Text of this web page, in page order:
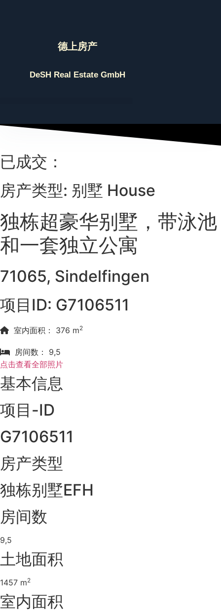
德上房产
DeSH Real Estate GmbH
已成交：
房产类型: 别墅 House
独栋超豪华别墅，带泳池
和一套独立公寓
71065, Sindelfingen
项目ID: G7106511
室内面积： 376 m2
房间数： 9,5
点击查看全部照片
基本信息
项目-ID
G7106511
房产类型
独栋别墅EFH
房间数
9,5
土地面积
1457 m2
室内面积